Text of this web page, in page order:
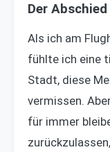
Der
Als ich am
fühlte ich eine
Stadt, diese
vermissen.
für immer